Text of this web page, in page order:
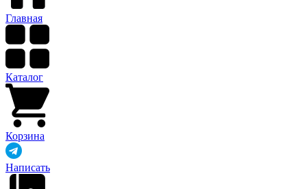
Главная
Каталог
Корзина
Написать